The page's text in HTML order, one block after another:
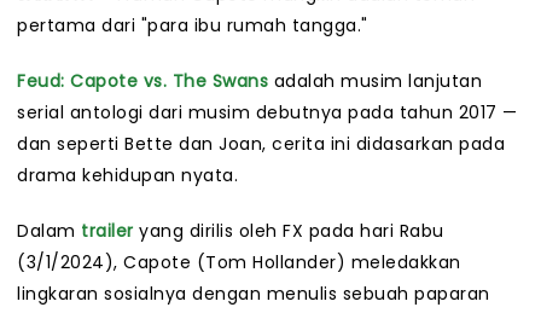
pertama dari "para ibu rumah tangga."
Feud: Capote vs. The Swans adalah musim lanjutan
serial antologi dari musim debutnya pada tahun 2017 —
dan seperti Bette dan Joan, cerita ini didasarkan pada
drama kehidupan nyata.
Dalam trailer yang dirilis oleh FX pada hari Rabu
(3/1/2024), Capote (Tom Hollander) meledakkan
lingkaran sosialnya dengan menulis sebuah paparan